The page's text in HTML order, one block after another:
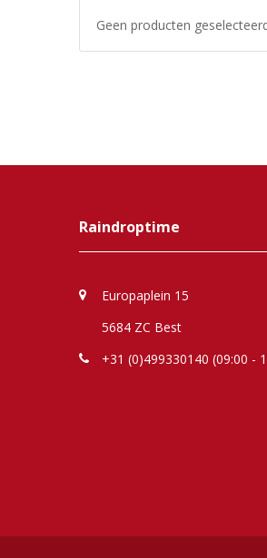
Geen producten
Raindroptime
Europaplein 15
5684 ZC Best
+31 (0)499330140 (09:00 -